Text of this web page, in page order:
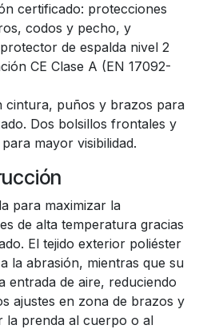
certificado: protecciones
codos y pecho, y
de espalda nivel 2
CE Clase A (EN 17092-
cintura, puños y brazos para
Dos bolsillos frontales y
mayor visibilidad.
para maximizar la
de alta temperatura gracias
El tejido exterior poliéster
la abrasión, mientras que su
entrada de aire, reduciendo
ajustes en zona de brazos y
la prenda al cuerpo o al